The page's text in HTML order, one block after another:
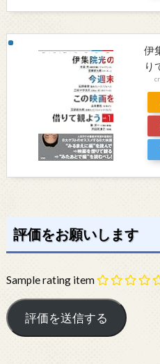
伊
り
評価をお願いします
Sample rating item